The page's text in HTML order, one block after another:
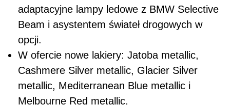
adaptacyjne lampy ledowe z BMW Selective
Beam i asystentem świateł drogowych w
opcji.
W ofercie nowe lakiery: Jatoba metallic,
Cashmere Silver metallic, Glacier Silver
metallic, Mediterranean Blue metallic i
Melbourne Red metallic.